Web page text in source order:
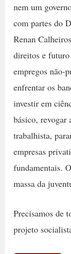
nem um
com partes do
Renan
direitos e
empregos não-
enfrentar os
investir em
básico, revogar
trabalhista,
empresas
fundamentais.
massa da
Precisamos de
projeto